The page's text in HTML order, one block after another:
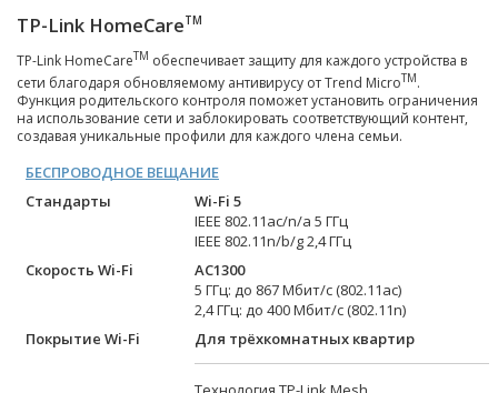
TP-Link HomeCareTM
TP-Link HomeCareTM обеспечивает защиту для каждого устройства в
сети благодаря обновляемому антивирусу от Trend MicroTM.
Функция родительского контроля поможет установить ограничения
на использование сети и заблокировать соответствующий контент,
создавая уникальные профили для каждого члена семьи.
БЕСПРОВОДНОЕ ВЕЩАНИЕ
Стандарты
Wi-Fi 5
IEEE 802.11ac/n/a 5 ГГц
IEEE 802.11n/b/g 2,4 ГГц
Скорость Wi-Fi
AC1300
5 ГГц: до 867 Мбит/с (802.11ac)
2,4 ГГц: до 400 Мбит/с (802.11n)
Покрытие Wi-Fi
Для трёхкомнатных квартир